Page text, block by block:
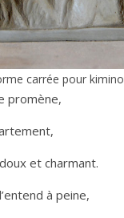
carrée pour
promène,
et charmant.
à peine,